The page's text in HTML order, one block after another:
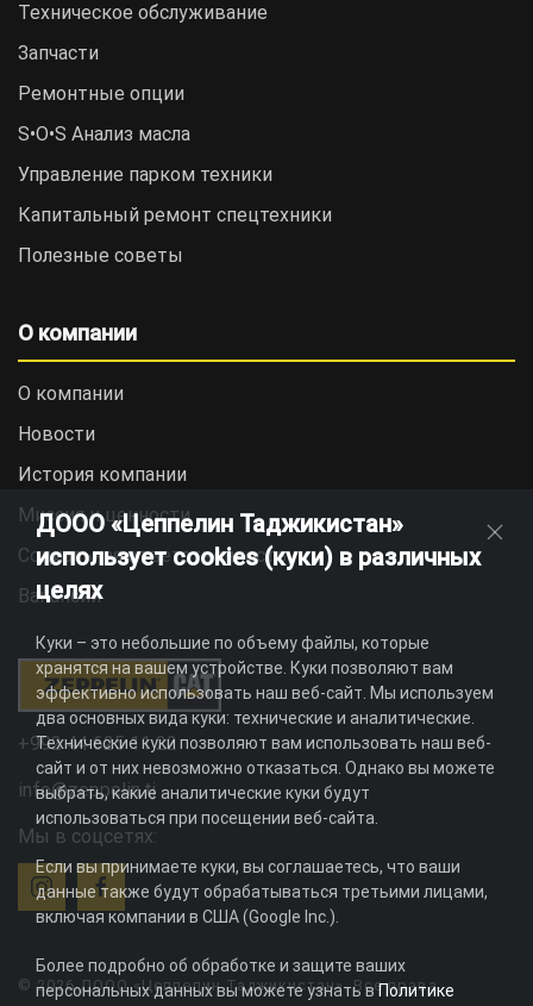
Техническое обслуживание
Запчасти
Ремонтные опции
S•O•S Анализ масла
Управление парком техники
Капитальный ремонт спецтехники
Полезные советы
О компании
О компании
Новости
История компании
Миссия и ценности
Социальная ответственность
Вакансии
+992 44 625 11 22
info@zeppelin.tj
Мы в соцсетях:
© 2026 ДООО «Цеппелин Таджикистан». Все права
ДООО «Цеппелин Таджикистан»
использует cookies (куки) в различных
целях
Куки – это небольшие по объему файлы, которые
хранятся на вашем устройстве. Куки позволяют вам
эффективно использовать наш веб-сайт. Мы используем
два основных вида куки: технические и аналитические.
Технические куки позволяют вам использовать наш веб-
сайт и от них невозможно отказаться. Однако вы можете
выбрать, какие аналитические куки будут
использоваться при посещении веб-сайта.
Если вы принимаете куки, вы соглашаетесь, что ваши
данные также будут обрабатываться третьими лицами,
включая компании в США (Google Inc.).
Более подробно об обработке и защите ваших
персональных данных вы можете узнать вПолитике